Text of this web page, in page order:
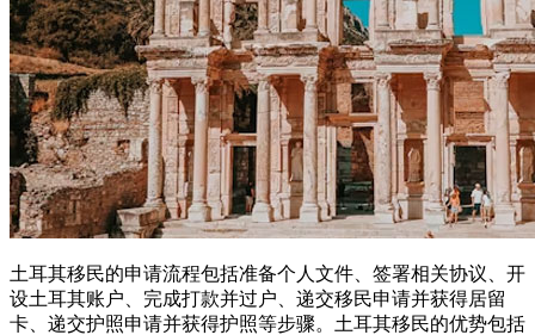
土耳其移民的申请流程包括准备个人文件、签署相关协议、开
设土耳其账户、完成打款并过户、递交移民申请并获得居留
卡、递交护照申请并获得护照等步骤。土耳其移民的优势包括